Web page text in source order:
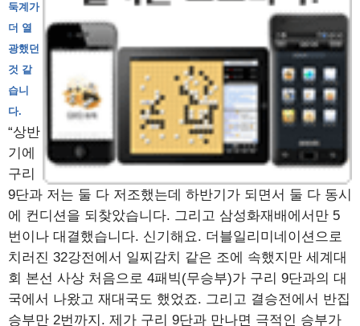
둑계가
더 열
광했던
것 같
습니
다.
“상반
기에
구리
9단과 저는 둘 다 저조했는데 하반기가 되면서 둘 다 동시
에 컨디션을 되찾았습니다. 그리고 삼성화재배에서만 5
번이나 대결했습니다. 신기해요. 더블일리미네이션으로
치러진 32강전에서 일찌감치 같은 조에 속했지만 세계대
회 본선 사상 처음으로 4패빅(무승부)가 구리 9단과의 대
국에서 나왔고 재대국도 했었죠. 그리고 결승전에서 반집
승부만 2번까지. 제가 구리 9단과 만나면 극적인 승부가